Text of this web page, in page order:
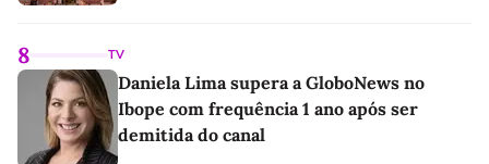
8 TV
Daniela Lima supera a GloboNews no
Ibope com frequência 1 ano após ser
demitida do canal